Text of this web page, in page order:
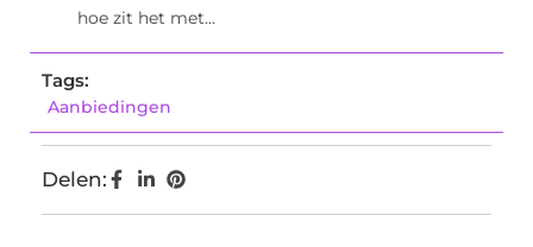
hoe zit het met...
Tags:
Aanbiedingen
Delen: